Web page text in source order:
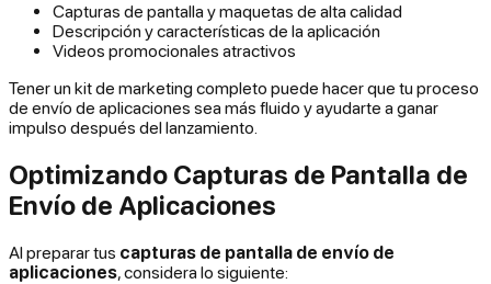
Capturas de pantalla y maquetas de alta calidad
Descripción y características de la aplicación
Videos promocionales atractivos
Tener un kit de marketing completo puede hacer que tu proceso
de envío de aplicaciones sea más fluido y ayudarte a ganar
impulso después del lanzamiento.
Optimizando Capturas de Pantalla de
Envío de Aplicaciones
Al preparar tus capturas de pantalla de envío de
aplicaciones, considera lo siguiente: